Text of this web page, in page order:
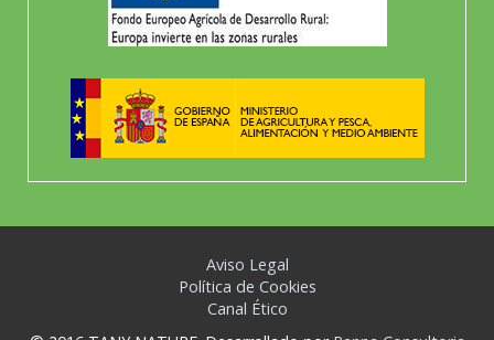
Aviso Legal
Política de Cookies
Canal Ético